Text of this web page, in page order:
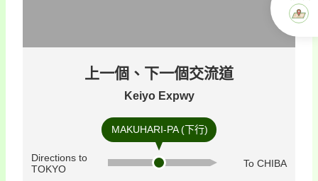
上一個、下一個交流道
Keiyo Expwy
MAKUHARI-PA (下行)
Directions to
TOKYO
To CHIBA